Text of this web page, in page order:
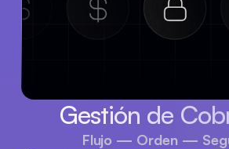
Gestión de
Flujo — Orden —